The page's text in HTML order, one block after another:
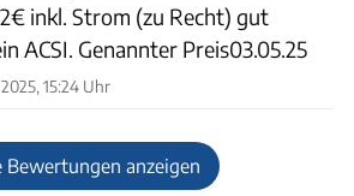
inkl. Strom (zu Recht) gut
ACSI. Genannter Preis03.05.25
15:24 Uhr
Bewertungen anzeigen